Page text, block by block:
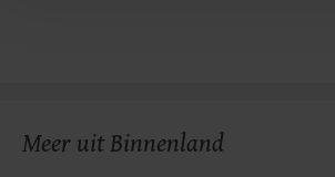
Meer uit Binnenland